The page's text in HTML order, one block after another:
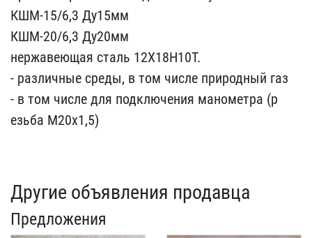
КШМ-15/6,​3 Ду15мм
КШМ-20/6,3 Ду2​0мм
нержавеющая сталь 12​Х18Н10Т.
- различные сре​ды, в том числе природны​й газ
- в том числе для ​подключения манометра (р​
езьба М20х1,5)
Другие объявления продавца
Предложения